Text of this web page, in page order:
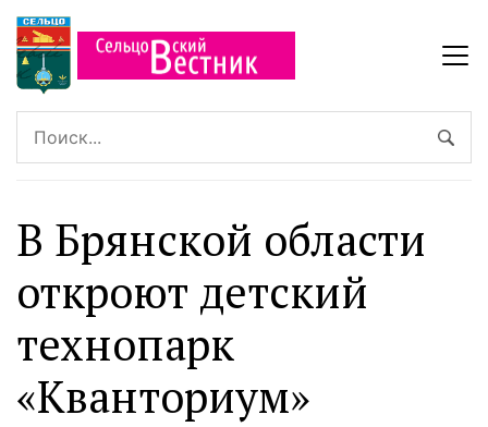
В Брянской области
откроют детский
технопарк
«Кванториум»